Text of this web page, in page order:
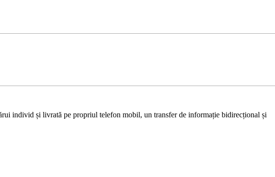
individ și livrată pe propriul telefon mobil, un transfer de informație bidirecțional și